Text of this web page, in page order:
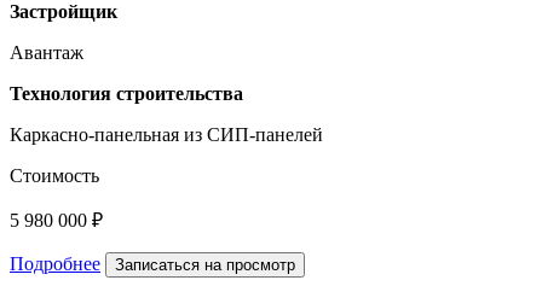
Застройщик
Авантаж
Технология строительства
Каркасно-панельная из СИП-панелей
Стоимость
5 980 000 ₽
Подробнее Записаться на просмотр